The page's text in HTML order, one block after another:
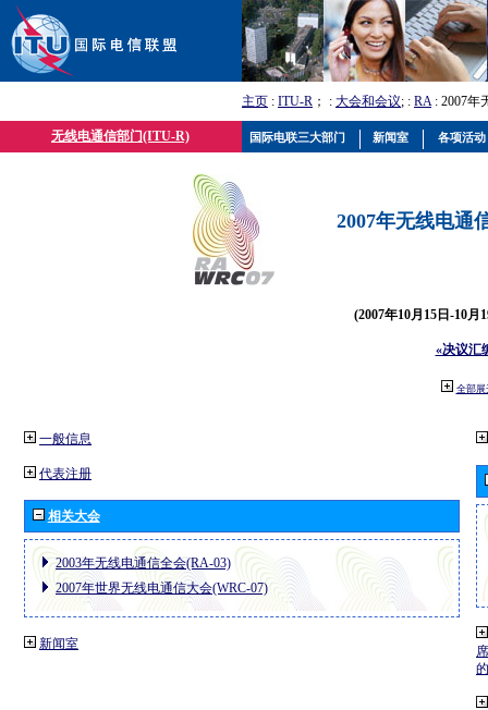
主页 : ITU-R ； : 大会和会议; : RA: 2007年
无线电通信部门(ITU-R)
2007年无线电通
(2007年10月15日-10月
«决议汇
全部展
一般信息
代表注册
相关大会
2003年无线电通信全会(RA-03)
2007年世界无线电通信大会(WRC-07)
新闻室
国际电联三大部门 新闻室 各项活动